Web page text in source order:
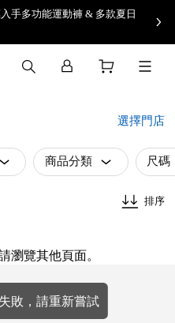
手多功能運動褲 & 多款夏日
選擇門店
商品分類 尺碼
排序
瀏覽其他頁面。
敗，請重新嘗試